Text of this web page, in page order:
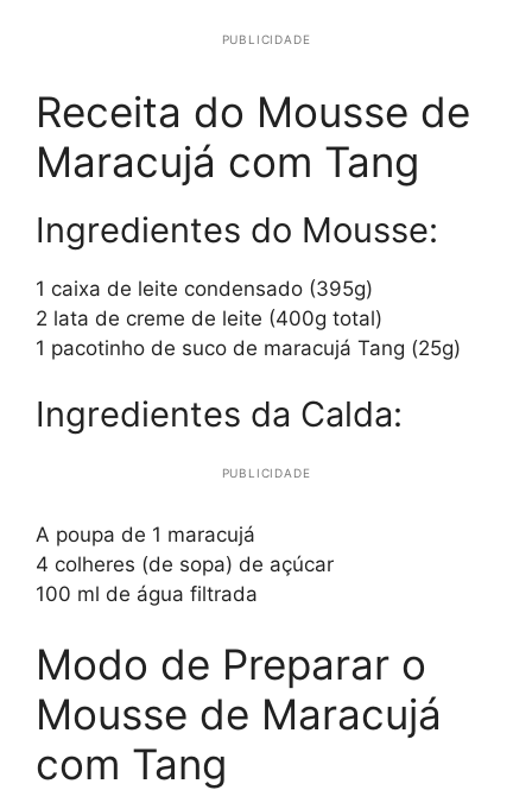
PUBLICIDADE
Receita do Mousse de
Maracujá com Tang
Ingredientes do Mousse:
1 caixa de leite condensado (395g)
2 lata de creme de leite (400g total)
1 pacotinho de suco de maracujá Tang (25g)
Ingredientes da Calda:
PUBLICIDADE
A poupa de 1 maracujá
4 colheres (de sopa) de açúcar
100 ml de água filtrada
Modo de Preparar o
Mousse de Maracujá
com Tang